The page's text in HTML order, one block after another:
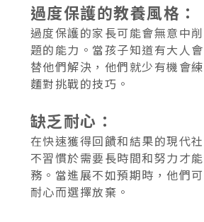
過度保護的教養風格：
過度保護的家長可能會無意中
題的能力。當孩子知道有大人
替他們解決，他們就少有機會
麵對挑戰的技巧。
缺乏耐心：
在快速獲得回饋和結果的現代
不習慣於需要長時間和努力才
務。當進展不如預期時，他們
耐心而選擇放棄。